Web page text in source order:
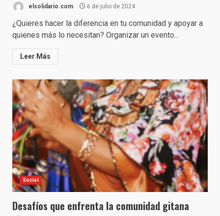
elsolidario.com 6 de julio de 2024
¿Quieres hacer la diferencia en tu comunidad y apoyar a
quienes más lo necesitan? Organizar un evento...
Leer Más
Social
Desafíos que enfrenta la comunidad gitana